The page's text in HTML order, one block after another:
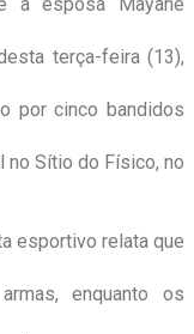
terça-feira (13),
por cinco bandidos
no Sítio do Físico, no
esportivo relata que
enquanto os